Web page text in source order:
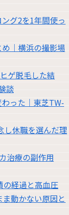
グ2を1年間使っ
｜横浜の撮影場
ゲ脱毛した結
談
った｜東芝TW-
し休職を選んだ理
治療の副作用
の経過と高血圧
動かない原因と